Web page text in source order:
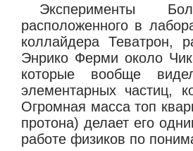
Эксперименты
расположенного в
коллайдера Теватрон,
Энрико Ферми около
которые вообще
элементарных частиц,
Огромная масса топ
протона) делает его
работе физиков по